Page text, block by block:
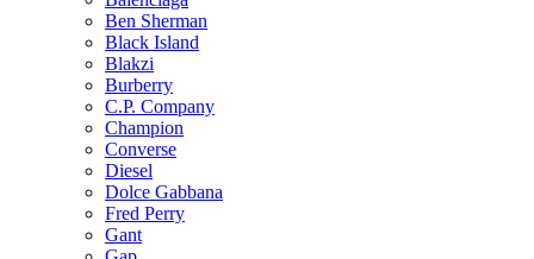
Ben Sherman
Black Island
Blakzi
Burberry
C.P. Company
Champion
Converse
Diesel
Dolce Gabbana
Fred Perry
Gant